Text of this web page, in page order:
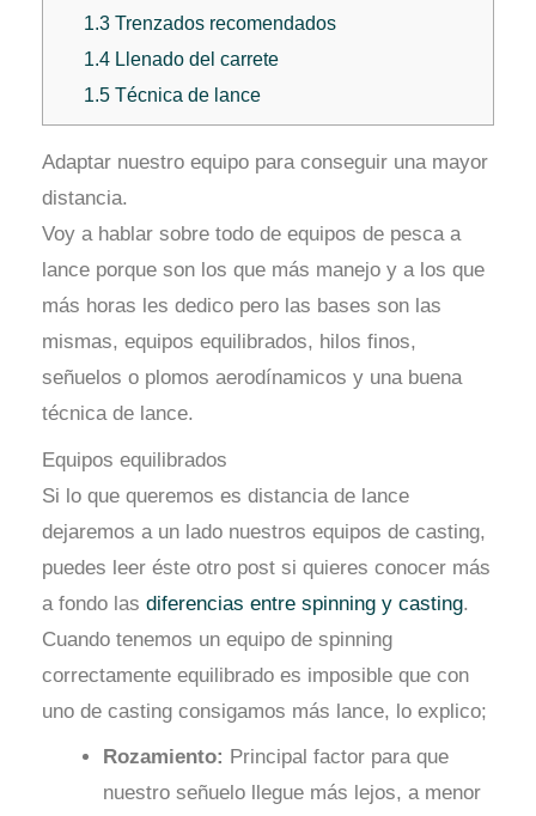
1.3 Trenzados recomendados
1.4 Llenado del carrete
1.5 Técnica de lance
Adaptar nuestro equipo para conseguir una mayor
distancia.
Voy a hablar sobre todo de equipos de pesca a
lance porque son los que más manejo y a los que
más horas les dedico pero las bases son las
mismas, equipos equilibrados, hilos finos,
señuelos o plomos aerodínamicos y una buena
técnica de lance.
Equipos equilibrados
Si lo que queremos es distancia de lance
dejaremos a un lado nuestros equipos de casting,
puedes leer éste otro post si quieres conocer más
a fondo las diferencias entre spinning y casting.
Cuando tenemos un equipo de spinning
correctamente equilibrado es imposible que con
uno de casting consigamos más lance, lo explico;
Rozamiento: Principal factor para que
nuestro señuelo llegue más lejos, a menor